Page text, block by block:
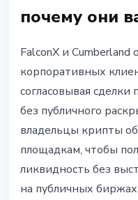
почему они
FalconX и
корпоративных
согласовывая
без публичного
владельцы крипты
площадкам, чтобы
ликвидность без
на публичных